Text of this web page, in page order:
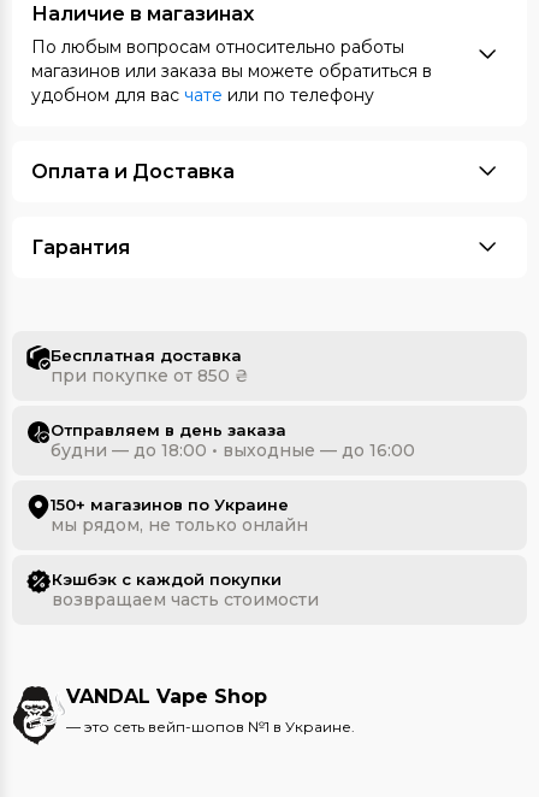
Наличие в магазинах
По любым вопросам относительно работы
магазинов или заказа вы можете обратиться в
удобном для вас чате или по телефону
Оплата и Доставка
Гарантия
Бесплатная доставка
при покупке от 850 ₴
Отправляем в день заказа
будни — до 18:00 • выходные — до 16:00
150+ магазинов по Украине
мы рядом, не только онлайн
Кэшбэк с каждой покупки
возвращаем часть стоимости
VANDAL Vape Shop
— это сеть вейп-шопов №1 в Украине.